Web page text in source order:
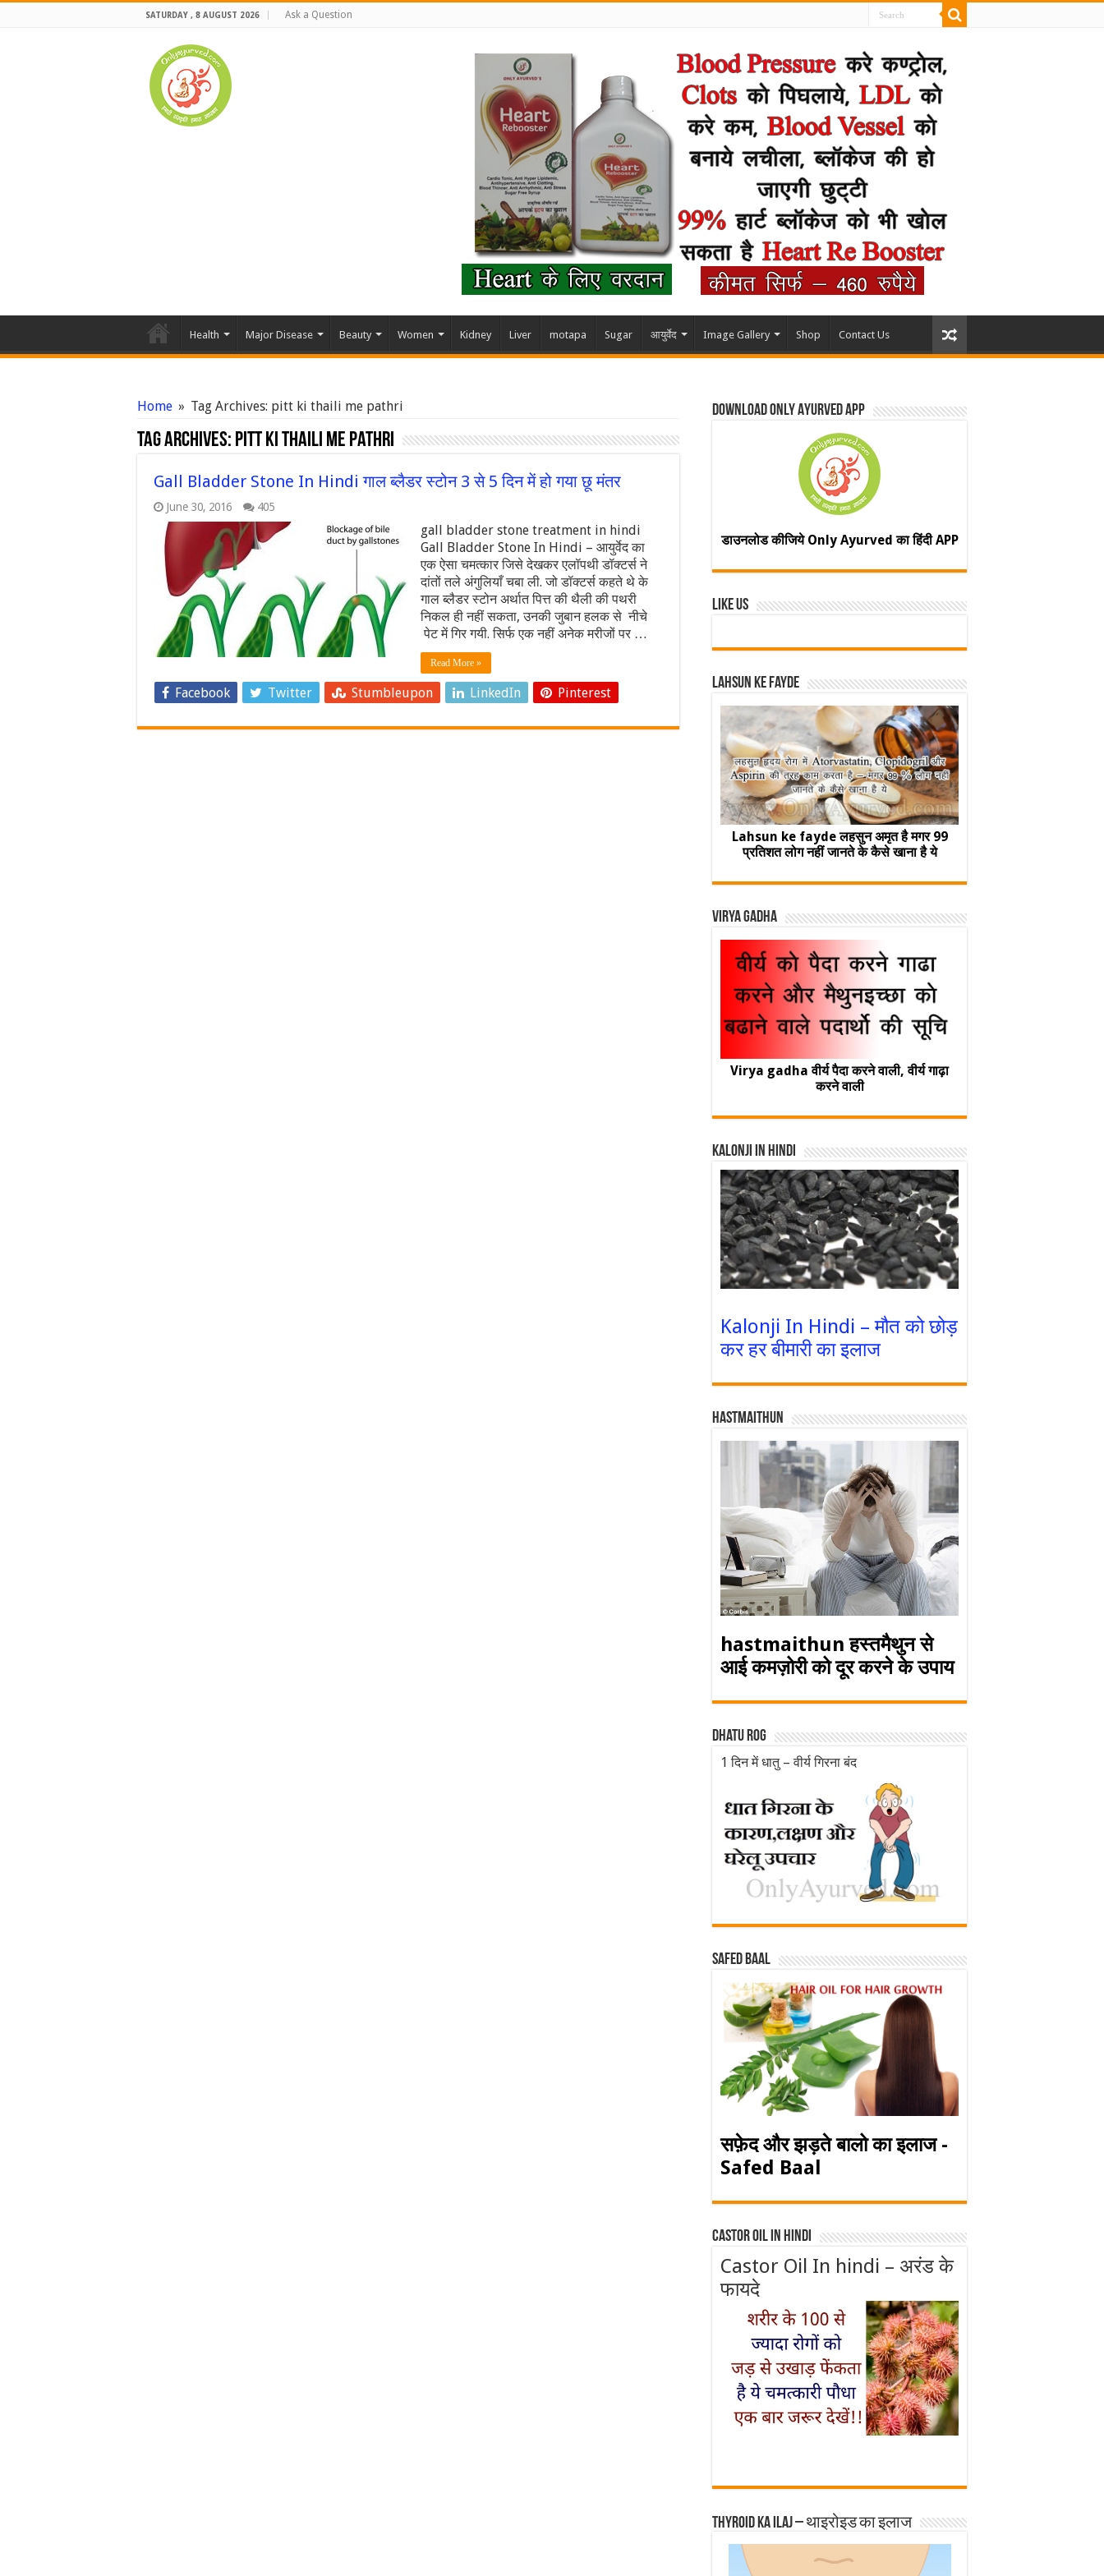
SATURDAY , 8 AUGUST 2026 Ask a Question
Health Major Disease Beauty Women Kidney Liver motapa Sugar आयुर्वेद Image Gallery Shop Contact Us
Home » Tag Archives: pitt ki thaili me pathri
Tag Archives: pitt ki thaili me pathri
Gall Bladder Stone In Hindi गाल ब्लैडर स्टोन 3 से 5 दिन में हो गया छू मंतर
June 30, 2016 405
gall bladder stone treatment in hindi
Gall Bladder Stone In Hindi – आयुर्वेद का
एक ऐसा चमत्कार जिसे देखकर एलॉपथी डॉक्टर्स ने
दांतों तले अंगुलियाँ चबा ली. जो डॉक्टर्स कहते थे के
गाल ब्लैडर स्टोन अर्थात पित्त की थैली की पथरी
निकल ही नहीं सकता, उनकी जुबान हलक से नीचे
पेट में गिर गयी. सिर्फ एक नहीं अनेक मरीजों पर …
Read More »
Facebook Twitter Stumbleupon LinkedIn Pinterest
Download Only Ayurved App
डाउनलोड कीजिये Only Ayurved का हिंदी APP
Like Us
Lahsun ke fayde
Lahsun ke fayde लहसुन अमृत है मगर 99
प्रतिशत लोग नहीं जानते के कैसे खाना है ये
Virya Gadha
Virya gadha वीर्य पैदा करने वाली, वीर्य गाढ़ा
करने वाली
Kalonji In Hindi
Kalonji In Hindi – मौत को छोड़
कर हर बीमारी का इलाज
Hastmaithun
hastmaithun हस्तमैथुन से
आई कमज़ोरी को दूर करने के उपाय
Dhatu rog
1 दिन में धातु – वीर्य गिरना बंद
Safed baal
सफ़ेद और झड़ते बालो का इलाज -
Safed Baal
Castor Oil In Hindi
Castor Oil In hindi – अरंड के
फायदे
Thyroid ka ilaj – थाइरोइड का इलाज